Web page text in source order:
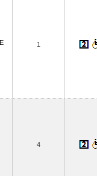
1
4